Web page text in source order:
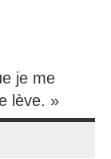
je me
lève. »